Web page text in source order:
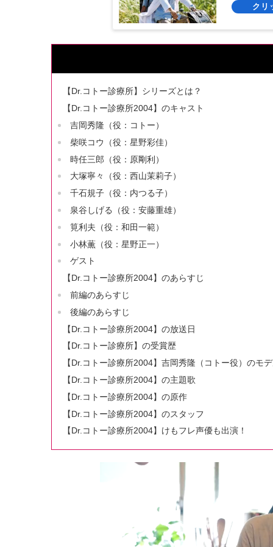
【Dr.コトー診療所】シリーズとは？
【Dr.コトー診療所2004】のキャスト
吉岡秀隆（役：コトー）
柴咲コウ（役：星野彩佳）
時任三郎（役：原剛利）
大塚寧々（役：西山茉莉子）
千石規子（役：内つる子）
泉谷しげる（役：安藤重雄）
筧利夫（役：和田一範）
小林薫（役：星野正一）
ゲスト
【Dr.コトー診療所2004】のあらすじ
前編のあらすじ
後編のあらすじ
【Dr.コトー診療所2004】の放送日
【Dr.コトー診療所】の受賞歴
【Dr.コトー診療所2004】吉岡秀隆（コトー役）のモ
【Dr.コトー診療所2004】の主題歌
【Dr.コトー診療所2004】の原作
【Dr.コトー診療所2004】のスタッフ
【Dr.コトー診療所2004】けもフレ声優も出演！